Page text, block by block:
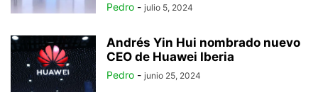
Pedro - julio 5, 2024
Andrés Yin Hui nombrado nuevo
CEO de Huawei Iberia
Pedro - junio 25, 2024